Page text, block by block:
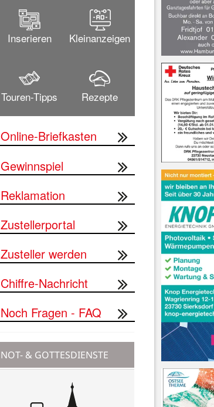
Inserieren Kleinanzeigen
Touren-Tipps Rezepte
Online-Briefkasten
Gewinnspiel
Reklamation
Zustellerportal
Zusteller werden
Chiffre-Nachricht
Noch Fragen - FAQ
NOT- & GOTTESDIENSTE